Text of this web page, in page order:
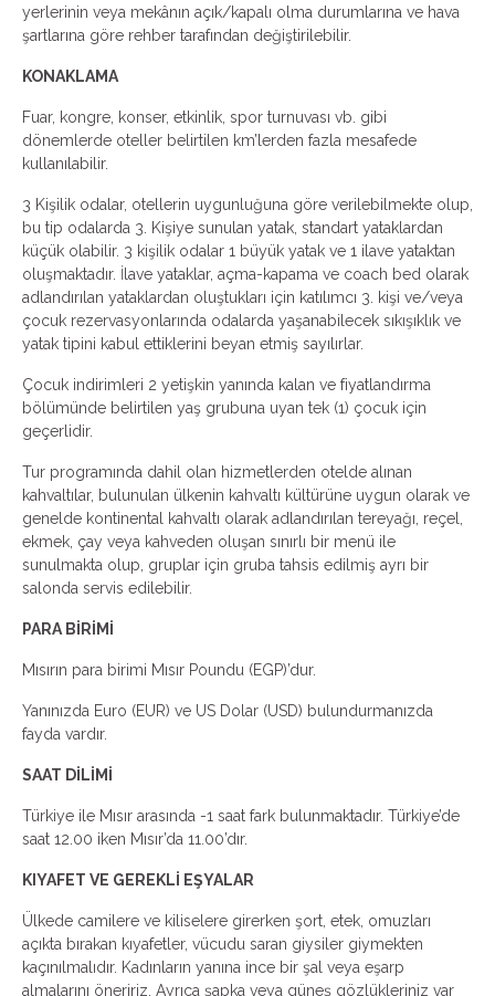
yerlerinin veya mekânın açık/kapalı olma durumlarına ve hava
şartlarına göre rehber tarafından değiştirilebilir.
KONAKLAMA
Fuar, kongre, konser, etkinlik, spor turnuvası vb. gibi
dönemlerde oteller belirtilen km’lerden fazla mesafede
kullanılabilir.
3 Kişilik odalar, otellerin uygunluğuna göre verilebilmekte olup,
bu tip odalarda 3. Kişiye sunulan yatak, standart yataklardan
küçük olabilir. 3 kişilik odalar 1 büyük yatak ve 1 ilave yataktan
oluşmaktadır. İlave yataklar, açma-kapama ve coach bed olarak
adlandırılan yataklardan oluştukları için katılımcı 3. kişi ve/veya
çocuk rezervasyonlarında odalarda yaşanabilecek sıkışıklık ve
yatak tipini kabul ettiklerini beyan etmiş sayılırlar.
Çocuk indirimleri 2 yetişkin yanında kalan ve fiyatlandırma
bölümünde belirtilen yaş grubuna uyan tek (1) çocuk için
geçerlidir.
Tur programında dahil olan hizmetlerden otelde alınan
kahvaltılar, bulunulan ülkenin kahvaltı kültürüne uygun olarak ve
genelde kontinental kahvaltı olarak adlandırılan tereyağı, reçel,
ekmek, çay veya kahveden oluşan sınırlı bir menü ile
sunulmakta olup, gruplar için gruba tahsis edilmiş ayrı bir
salonda servis edilebilir.
PARA BİRİMİ
Mısırın para birimi Mısır Poundu (EGP)’dur.
Yanınızda Euro (EUR) ve US Dolar (USD) bulundurmanızda
fayda vardır.
SAAT DİLİMİ
Türkiye ile Mısır arasında -1 saat fark bulunmaktadır. Türkiye’de
saat 12.00 iken Mısır’da 11.00’dır.
KIYAFET VE GEREKLİ EŞYALAR
Ülkede camilere ve kiliselere girerken şort, etek, omuzları
açıkta bırakan kıyafetler, vücudu saran giysiler giymekten
kaçınılmalıdır. Kadınların yanına ince bir şal veya eşarp
almalarını öneririz. Ayrıca şapka veya güneş gözlükleriniz var